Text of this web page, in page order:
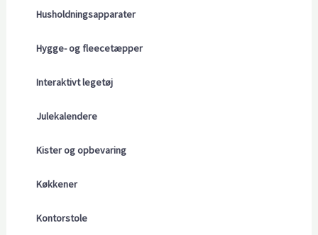
Husholdningsapparater
Hygge- og fleecetæpper
Interaktivt legetøj
Julekalendere
Kister og opbevaring
Køkkener
Kontorstole